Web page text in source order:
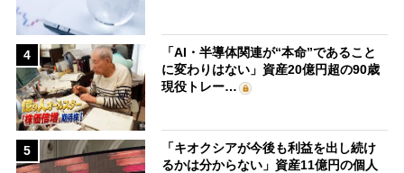
4
「AI・半導体関連が“本命”であること
に変わりはない」資産20億円超の90歳
現役トレー…
5
「キオクシアが今後も利益を出し続け
るかは分からない」資産11億円の個人